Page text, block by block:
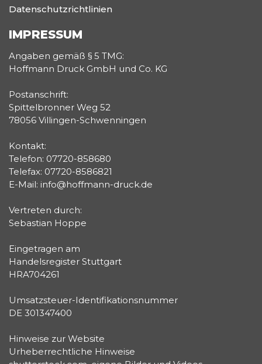
Datenschutzrichtlinien
IMPRESSUM
Angaben gemäß § 5 TMG:
Hoffmann Druck GmbH und Co. KG
Postanschrift:
Spittelbronner Weg 52
78056 Villingen-Schwenningen
Kontakt:
Telefon: 07720-858680
Telefax: 07720-8586821
E-Mail: info@hoffmann-druck.de
Vertreten durch:
Sebastian Hoppe
Eingetragen am
Handelsregister Stuttgart
HRA704261
Umsatzsteuer-Identifikationsnummer
DE 301347400
Hinweise zur Website
Urheberrechtliche Hinweise